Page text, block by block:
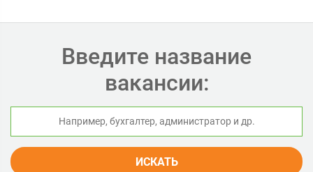
Введите название
вакансии:
ИСКАТЬ